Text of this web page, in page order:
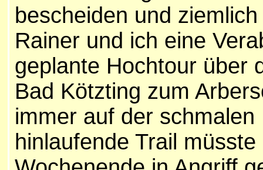
bescheiden und
Rainer und ich eine
geplante Hochtour über
Bad Kötzting zum
immer auf der
hinlaufende Trail